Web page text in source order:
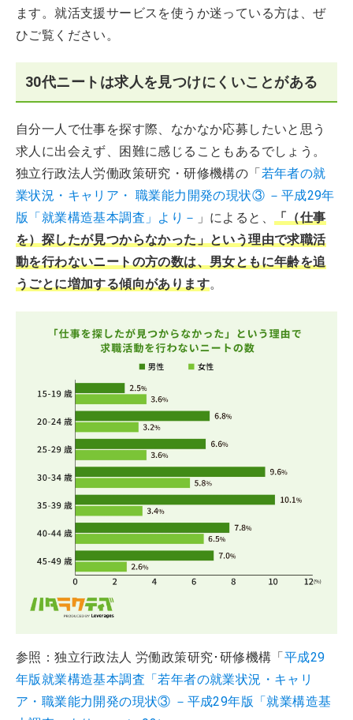
ます。就活支援サービスを使うか迷っている方は、ぜ
ひご覧ください。
30代ニートは求人を見つけにくいことがある
自分一人で仕事を探す際、なかなか応募したいと思う
求人に出会えず、困難に感じることもあるでしょう。
独立行政法人労働政策研究・研修機構の「 若年者の就
業状況・キャリア・ 職業能力開発の現状③ －平成29年
版「就業構造基本調査」より－ 」によると、「（仕事
を）探したが見つからなかった」という理由で求職活
動を行わないニートの方の数は、男女ともに年齢を追
うごとに増加する傾向があります。
参照：独立行政法人 労働政策研究･研修機構「 平成29
年版就業構造基本調査「若年者の就業状況・キャリ
ア・職業能力開発の現状③ －平成29年版「就業構造基